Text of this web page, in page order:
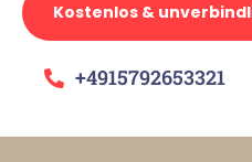
Kostenlos &
+4915792653321